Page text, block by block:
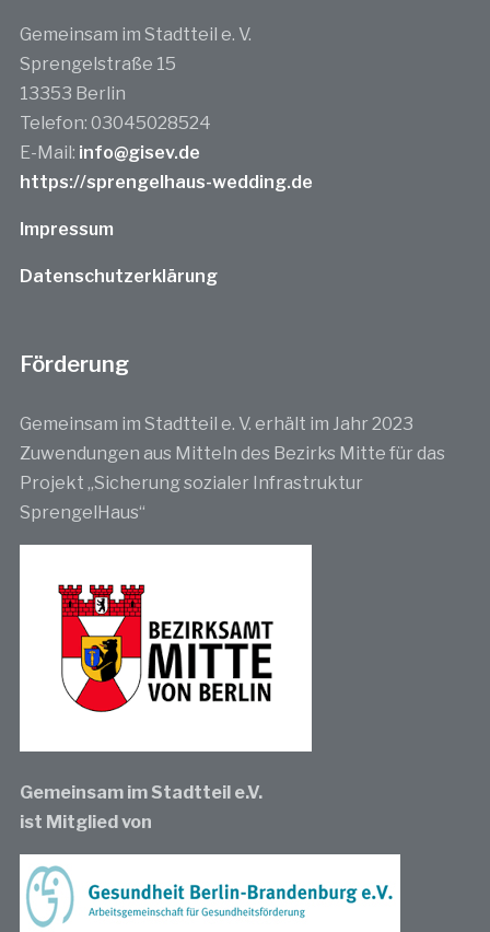
Gemeinsam im Stadtteil e. V.
Sprengelstraße 15
13353 Berlin
Telefon: 03045028524
E-Mail: info@gisev.de
https://sprengelhaus-wedding.de
Impressum
Datenschutzerklärung
Förderung
Gemeinsam im Stadtteil e. V. erhält im Jahr 2023
Zuwendungen aus Mitteln des Bezirks Mitte für das
Projekt „Sicherung sozialer Infrastruktur
SprengelHaus“
Gemeinsam im Stadtteil e.V.
ist Mitglied von